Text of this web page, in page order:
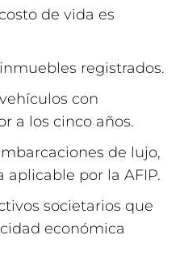
de vida es
registrados.
con
a los cinco años.
de lujo,
por la AFIP.
societarios que
económica